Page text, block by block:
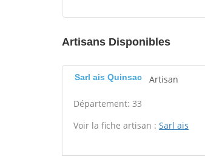
Artisans Disponibles
Sarl ais Quinsac Artisan
Département: 33
Voir la fiche artisan : Sarl ais